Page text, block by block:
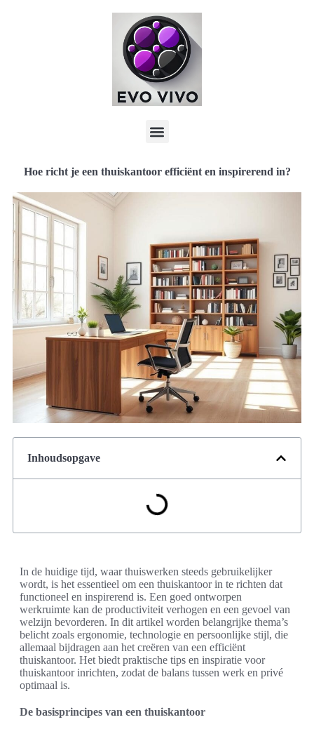
Hoe richt je een thuiskantoor efficiënt en inspirerend in?
Inhoudsopgave
In de huidige tijd, waar thuiswerken steeds gebruikelijker
wordt, is het essentieel om een thuiskantoor in te richten dat
functioneel en inspirerend is. Een goed ontworpen
werkruimte kan de productiviteit verhogen en een gevoel van
welzijn bevorderen. In dit artikel worden belangrijke thema’s
belicht zoals ergonomie, technologie en persoonlijke stijl, die
allemaal bijdragen aan het creëren van een efficiënt
thuiskantoor. Het biedt praktische tips en inspiratie voor
thuiskantoor inrichten, zodat de balans tussen werk en privé
optimaal is.
De basisprincipes van een thuiskantoor